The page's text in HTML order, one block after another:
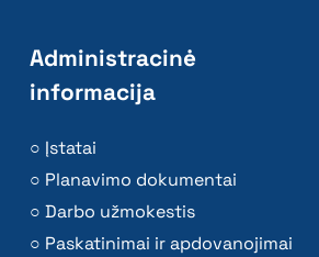
Administracinė
informacija
Įstatai
Planavimo dokumentai
Darbo užmokestis
Paskatinimai ir apdovanojimai